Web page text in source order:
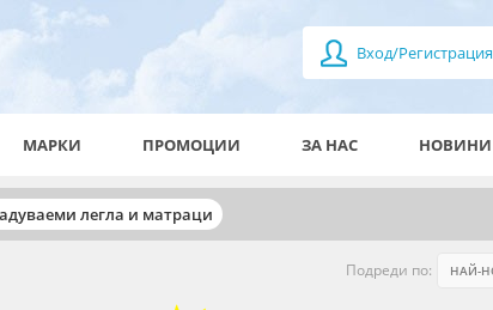
Вход/Регистрация
МАРКИ ПРОМОЦИИ ЗА НАС НОВИНИ
легла и матраци
Подреди по: